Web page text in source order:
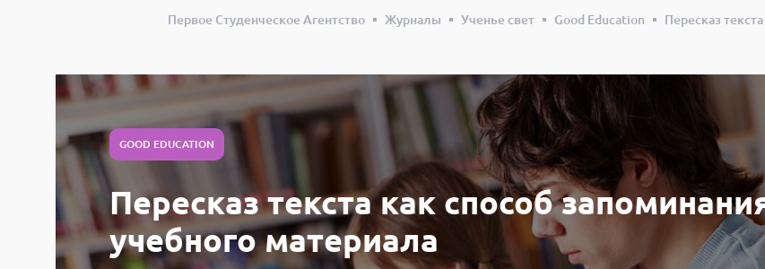
Первое Студенческое Агентство Журналы Ученье свет Good Education Пересказ
GOOD EDUCATION
Пересказ текста как способ
учебного материала